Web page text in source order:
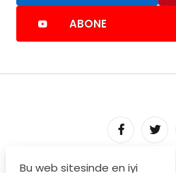
ABONE
Bu web sitesinde en iyi